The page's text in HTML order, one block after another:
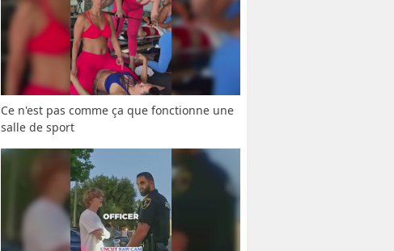
Ce n'est pas comme ça que fonctionne une
salle de sport